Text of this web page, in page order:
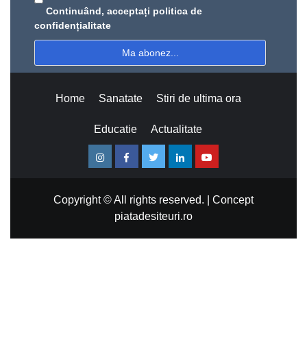
Continuând, acceptați politica de
confidențialitate
Home Sanatate Stiri de ultima ora
Educatie Actualitate
InstagramFacebookTwitterLinkedinYoutube
Copyright © All rights reserved.
Concept
piatadesiteuri.ro